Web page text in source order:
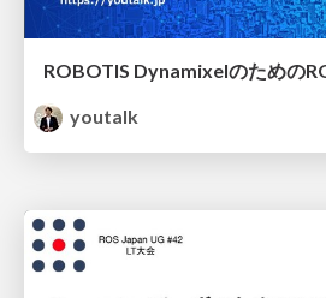
youtalk